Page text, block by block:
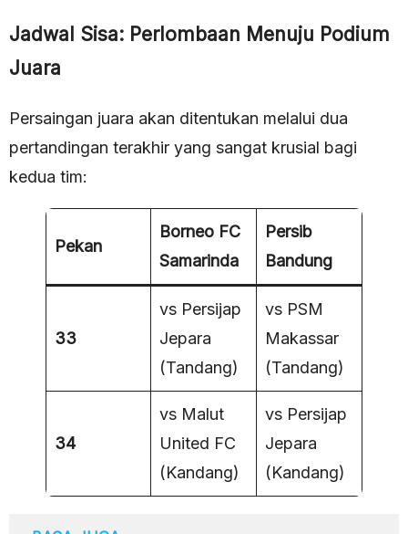
Jadwal Sisa: Perlombaan Menuju Podium
Juara
Persaingan juara akan ditentukan melalui dua
pertandingan terakhir yang sangat krusial bagi
kedua tim:
Pekan
Borneo FC
Samarinda
Persib
Bandung
33
vs Persijap
Jepara
(Tandang)
vs PSM
Makassar
(Tandang)
34
vs Malut
United FC
(Kandang)
vs Persijap
Jepara
(Kandang)